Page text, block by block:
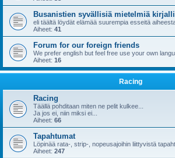
Busanistien syvällisiä mietelmiä
eli täältä löydät elämää suurempia esseitä
Aiheet: 41
Forum for our foreign friends
We prefer english but feel free use your own
Aiheet: 16
Racing
Racing
Täällä pohditaan miten ne pelit kulkee...
Ja jos ei, niin miksi ei...
Aiheet: 66
Tapahtumat
Löpinää rata-, strip-, nopeusajoihin liittyvistä
Aiheet: 247